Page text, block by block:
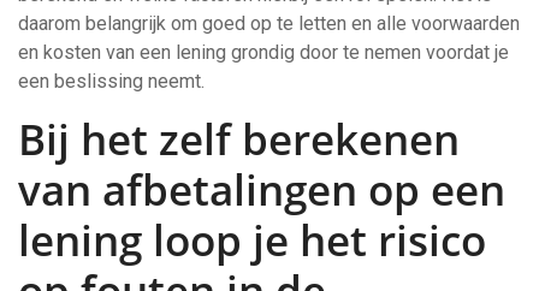
daarom belangrijk om goed op te letten en alle voorwaarden
en kosten van een lening grondig door te nemen voordat je
een beslissing neemt.
Bij het zelf berekenen
van afbetalingen op een
lening loop je het risico